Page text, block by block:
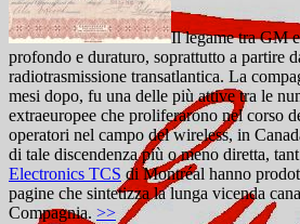
Il legame tra GM
profondo e duraturo, soprattutto a partire
radiotrasmissione transatlantica. La
mesi dopo, fu una delle più attive tra le
extraeuropee che proliferarono nel corso
operatori nel campo del wireless, in
di tale discendenza più o meno diretta,
Electronics TCSdi Montréal hanno
pagine che sintetizza la lunga vicenda
Compagnia.>>